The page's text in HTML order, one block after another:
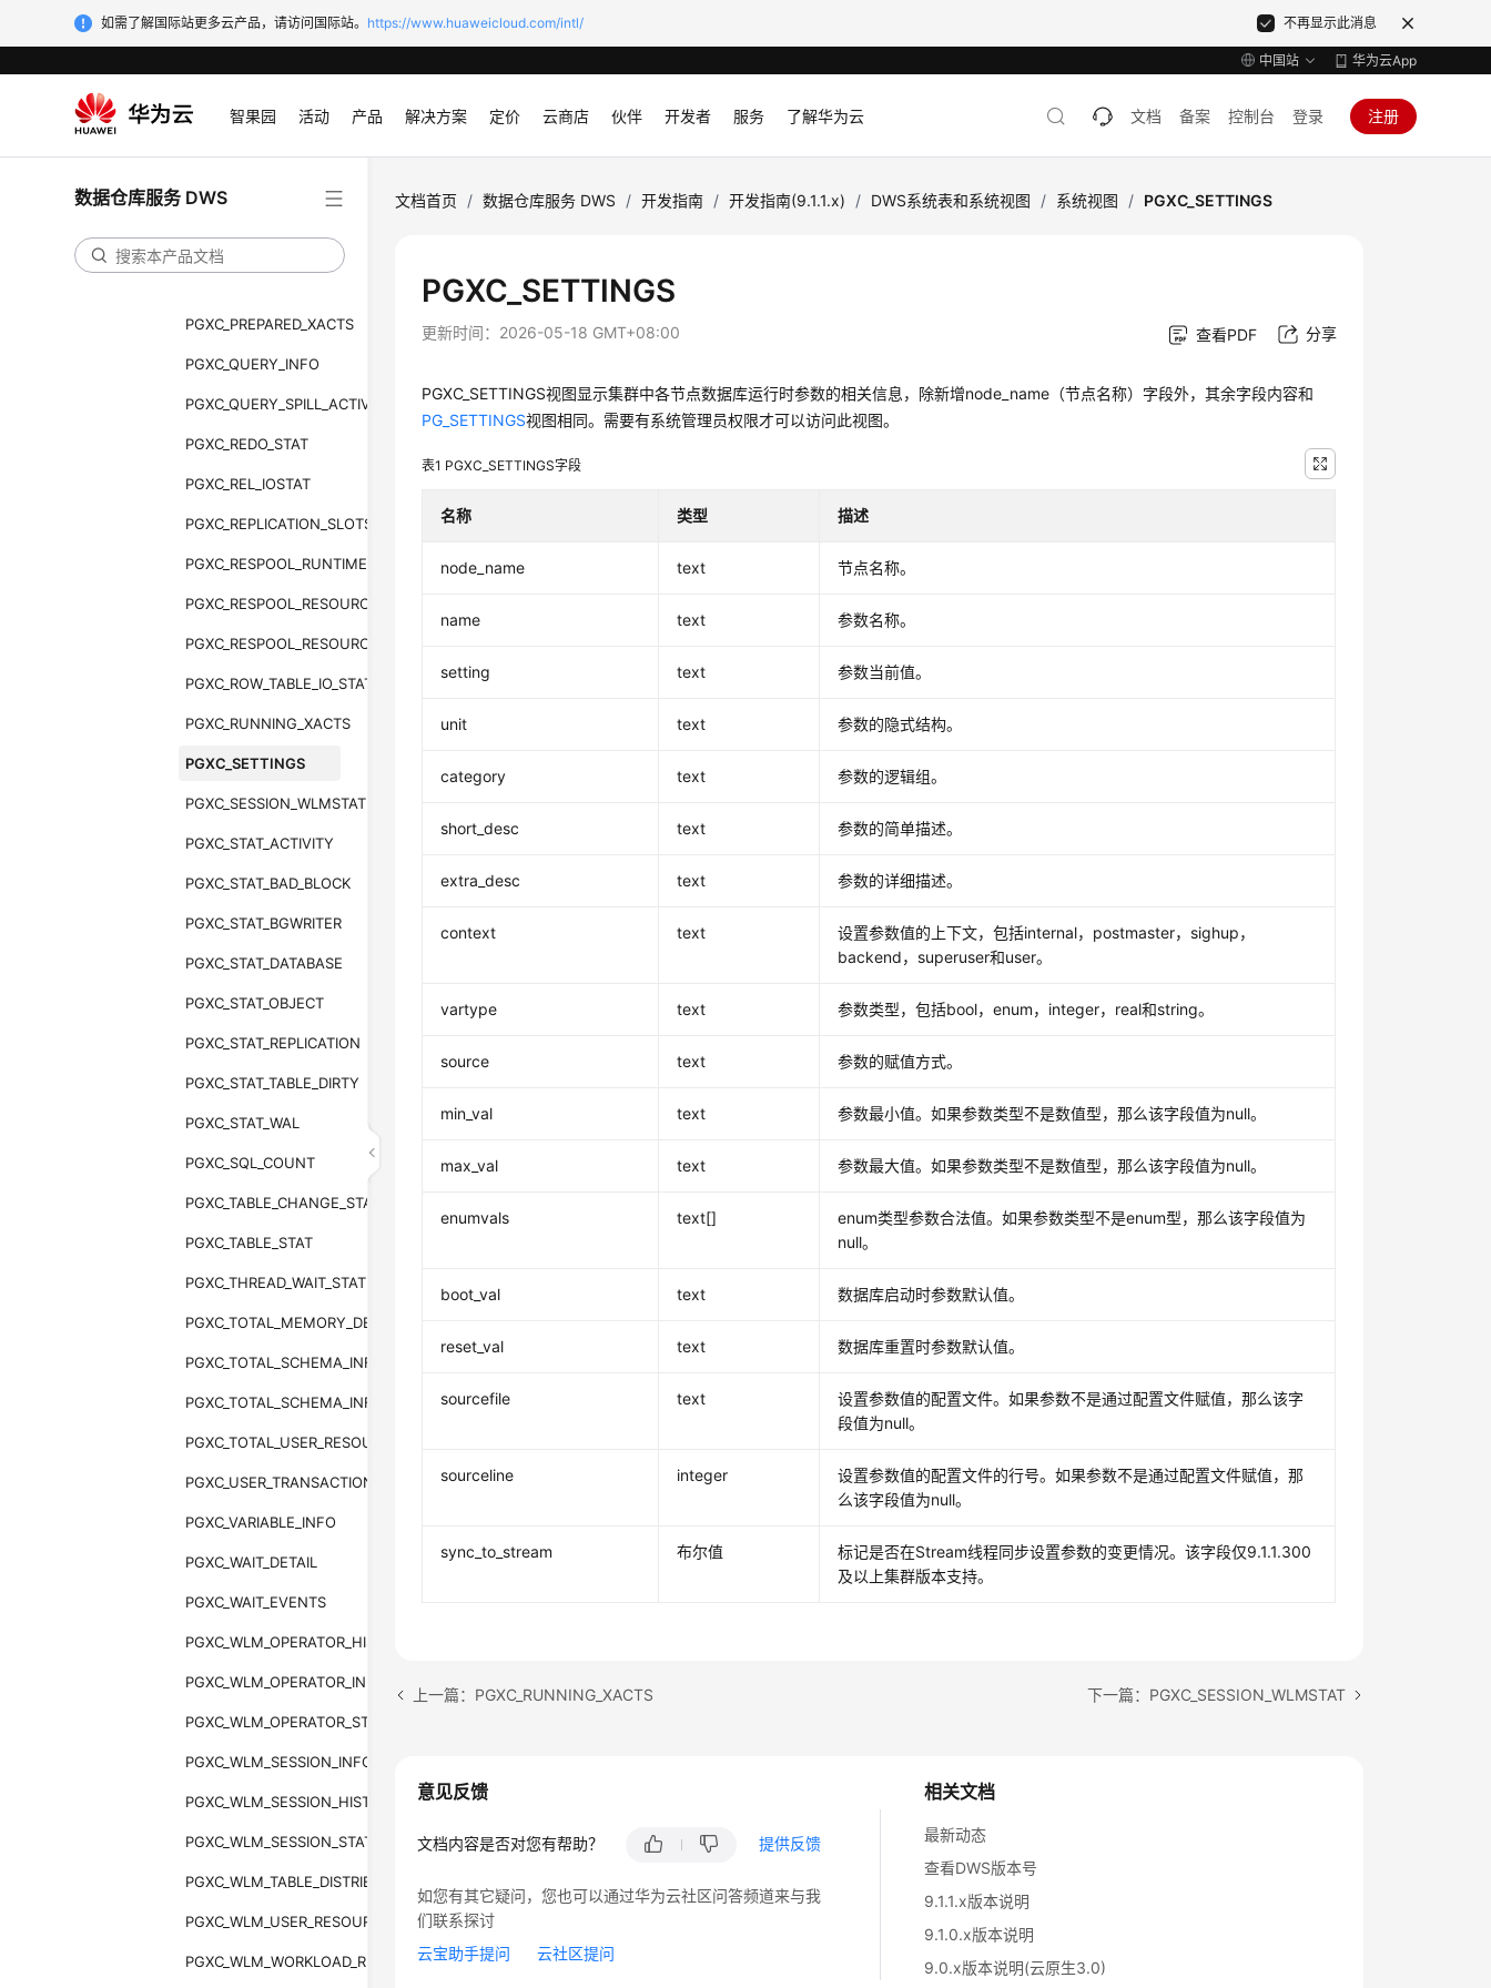
如需了解国际站更多云产品，请访问国际站。 https://www.huaweicloud.com/intl/ 不再显示此消息
中国站 华为云App
智果园 活动 产品 解决方案 定价 云商店 伙伴 开发者 服务 了解华为云 文档 备案 控制台 登录 注册
数据仓库服务 DWS
PGXC_NODE_ENV
PGXC_OBS_IO_SCHEDULER_STATS
PGXC_OS_RUN_INFO
PGXC_OS_THREADS
PGXC_PREPARED_XACTS
PGXC_QUERY_INFO
PGXC_QUERY_SPILL_ACTIVITY
PGXC_REDO_STAT
PGXC_REL_IOSTAT
PGXC_REPLICATION_SLOTS
PGXC_RESPOOL_RUNTIME_INFO
PGXC_RESPOOL_RESOURCE_INFO
PGXC_RESPOOL_RESOURCE_HISTORY
PGXC_ROW_TABLE_IO_STAT
PGXC_RUNNING_XACTS
PGXC_SETTINGS
PGXC_SESSION_WLMSTAT
PGXC_STAT_ACTIVITY
PGXC_STAT_BAD_BLOCK
PGXC_STAT_BGWRITER
PGXC_STAT_DATABASE
PGXC_STAT_OBJECT
PGXC_STAT_REPLICATION
PGXC_STAT_TABLE_DIRTY
PGXC_STAT_WAL
PGXC_SQL_COUNT
PGXC_TABLE_CHANGE_STAT
PGXC_TABLE_STAT
PGXC_THREAD_WAIT_STATUS
PGXC_TOTAL_MEMORY_DETAIL
PGXC_TOTAL_SCHEMA_INFO
PGXC_TOTAL_SCHEMA_INFO_ANALYZE
PGXC_TOTAL_USER_RESOURCE_INFO
PGXC_USER_TRANSACTION
PGXC_VARIABLE_INFO
PGXC_WAIT_DETAIL
PGXC_WAIT_EVENTS
PGXC_WLM_OPERATOR_HISTORY
PGXC_WLM_OPERATOR_INFO
PGXC_WLM_OPERATOR_STATISTICS
PGXC_WLM_SESSION_INFO
PGXC_WLM_SESSION_HISTORY
PGXC_WLM_SESSION_STATISTICS
PGXC_WLM_TABLE_DISTRIBUTION_SKEWNESS
PGXC_WLM_USER_RESOURCE_HISTORY
PGXC_WLM_WORKLOAD_RECORDS
文档首页 / 数据仓库服务 DWS / 开发指南 / 开发指南(9.1.1.x) / DWS系统表和系统视图 / 系统视图 / PGXC_SETTINGS
PGXC_SETTINGS
更新时间： 2026-05-18 GMT+08:00 查看PDF 分享
PGXC_SETTINGS视图显示集群中各节点数据库运行时参数的相关信息，除新增node_name（节点名称）字段外，其余字段内容和
PG_SETTINGS视图相同。需要有系统管理员权限才可以访问此视图。
表1 PGXC_SETTINGS字段
名称 类型 描述
node_name text 节点名称。
name text 参数名称。
setting text 参数当前值。
unit text 参数的隐式结构。
category text 参数的逻辑组。
short_desc text 参数的简单描述。
extra_desc text 参数的详细描述。
context text
设置参数值的上下文，包括internal，postmaster，sighup，
backend，superuser和user。
vartype text 参数类型，包括bool，enum，integer，real和string。
source text 参数的赋值方式。
min_val text 参数最小值。如果参数类型不是数值型，那么该字段值为null。
max_val text 参数最大值。如果参数类型不是数值型，那么该字段值为null。
enumvals text[]
enum类型参数合法值。如果参数类型不是enum型，那么该字段值为
null。
boot_val text 数据库启动时参数默认值。
reset_val text 数据库重置时参数默认值。
sourcefile text
设置参数值的配置文件。如果参数不是通过配置文件赋值，那么该字
段值为null。
sourceline integer
设置参数值的配置文件的行号。如果参数不是通过配置文件赋值，那
么该字段值为null。
sync_to_stream 布尔值
标记是否在Stream线程同步设置参数的变更情况。该字段仅9.1.1.300
及以上集群版本支持。
上一篇：PGXC_RUNNING_XACTS 下一篇：PGXC_SESSION_WLMSTAT
相关文档
最新动态
查看DWS版本号
9.1.1.x版本说明
9.1.0.x版本说明
9.0.x版本说明(云原生3.0)
意见反馈
文档内容是否对您有帮助？ 提供反馈
如您有其它疑问，您也可以通过华为云社区问答频道来与我
们联系探讨
云宝助手提问
云社区提问